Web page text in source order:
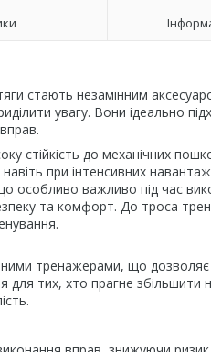
стають незамінним
увагу. Вони ідеально
стійкість до механічних
при інтенсивних
особливо важливо під час
та комфорт. До троса
тренажерами, що
тих, хто прагне збільшити